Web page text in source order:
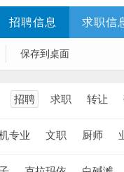
招聘信息 求职信
保存到桌面
招聘 求职 转让
专业 文职 厨师